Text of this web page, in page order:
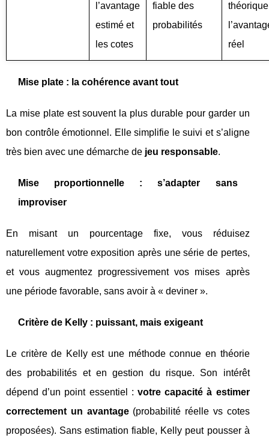
l’avantage
estimé et
les cotes
fiable des
probabilités
réel
Mise plate : la cohérence avant tout
La mise plate est souvent la plus durable pour garder un
bon contrôle émotionnel. Elle simplifie le suivi et s’aligne
très bien avec une démarche de jeu responsable.
Mise proportionnelle : s’adapter sans
improviser
En misant un pourcentage fixe, vous réduisez
naturellement votre exposition après une série de pertes,
et vous augmentez progressivement vos mises après
une période favorable, sans avoir à « deviner ».
Critère de Kelly : puissant, mais exigeant
Le critère de Kelly est une méthode connue en théorie
des probabilités et en gestion du risque. Son intérêt
dépend d’un point essentiel : votre capacité à estimer
correctement un avantage(probabilité réelle vs cotes
proposées). Sans estimation fiable, Kelly peut pousser à